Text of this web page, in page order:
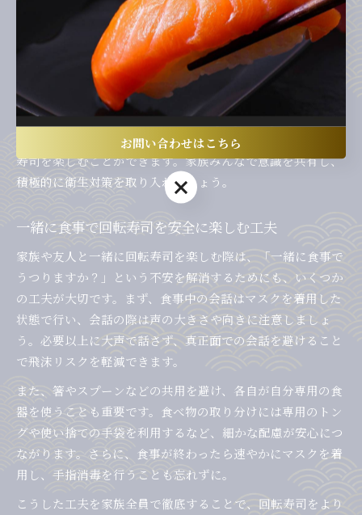
また、混雑する時間帯を避けて来店する、できるだけ家族単
位でまとまった席に座る、テーブルの間隔が十分に確保され
ている店舗を選ぶといった配慮も感染防止に役立ちます。自
宅から持参したウェットティッシュでテーブルやイスを再度
拭く方も増えています。
これらの習慣は「コロナに感染しない人の共通点は？」とい
う疑問への明確な回答となり、実践することで安心して回転
寿司を楽しむことができます。家族みんなで意識を共有し、
積極的に衛生対策を取り入れましょう。
一緒に食事で回転寿司を安全に楽しむ工夫
家族や友人と一緒に回転寿司を楽しむ際は、「一緒に食事で
うつりますか？」という不安を解消するためにも、いくつか
の工夫が大切です。まず、食事中の会話はマスクを着用した
状態で行い、会話の際は声の大きさや向きに注意しましょ
う。必要以上に大声で話さず、真正面での会話を避けること
で飛沫リスクを軽減できます。
また、箸やスプーンなどの共用を避け、各自が自分専用の食
器を使うことも重要です。食べ物の取り分けには専用のトン
グや使い捨ての手袋を利用するなど、細かな配慮が安心につ
ながります。さらに、食事が終わったら速やかにマスクを着
用し、手指消毒を行うことも忘れずに。
こうした工夫を家族全員で徹底することで、回転寿司をより
お問い合わせはこちら
お問い合わせはこちら